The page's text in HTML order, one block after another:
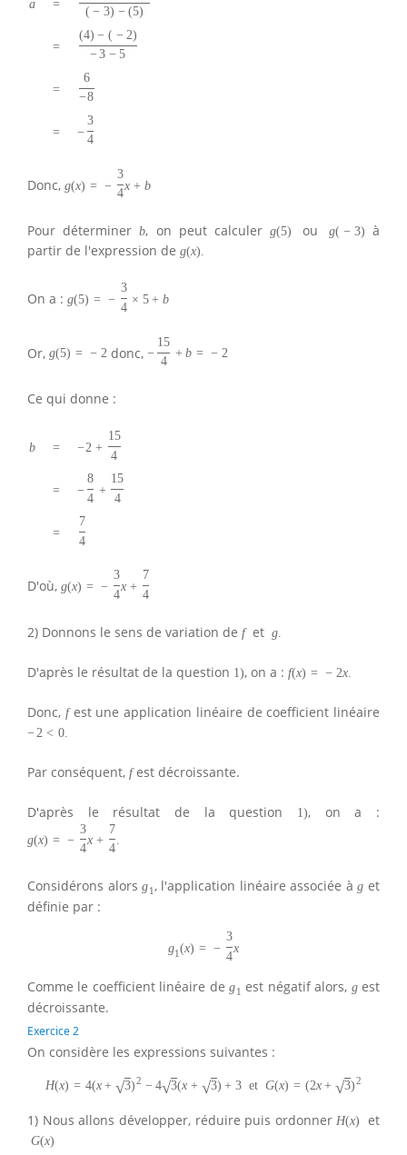
a =
( − 3) − (5)
=
(4) − ( − 2)
− 3 − 5
=
6
−8
= −
3
4
Donc, g(x) = −
3
4
x + b
Pour déterminerb, on peut calculerg(5) ou g( − 3) à
partir de l'expression de g(x).
On a : g(5) = −
3
4
× 5 + b
Or, g(5) = − 2donc, −
15
4
+ b = − 2
Ce qui donne :
b = − 2 +
15
4
= −
8
4
+
15
4
=
7
4
D'où, g(x) = −
3
4
x +
7
4
2) Donnons le sens de variation de f et g
D'après le résultat de la question 1), on a : f(x) = − 2x.
Donc, fest une application linéaire de coefficient linéaire
− 2 < 0.
Par conséquent, fest décroissante.
D'après le résultat de la question 1), on a :
g(x) = −
3
4
x +
7
4
.
Considérons alorsg1, l'application linéaire associée àg et
définie par :
g1(x) = −
3
4
x
Comme le coefficient linéaire deg1 est négatif alors, gest
décroissante.
Exercice 2
On considère les expressions suivantes :
H(x) = 4(x + √3)2 − 4√3(x + √3) + 3 et G(x) = (2x + √3)2
1) Nous allons développer, réduire puis ordonnerH(x) et
G(x)